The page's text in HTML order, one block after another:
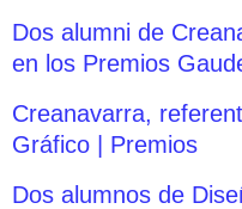
Dos alumni de
en los Premios
Creanavarra,
Gráfico | Premios
Dos alumnos de